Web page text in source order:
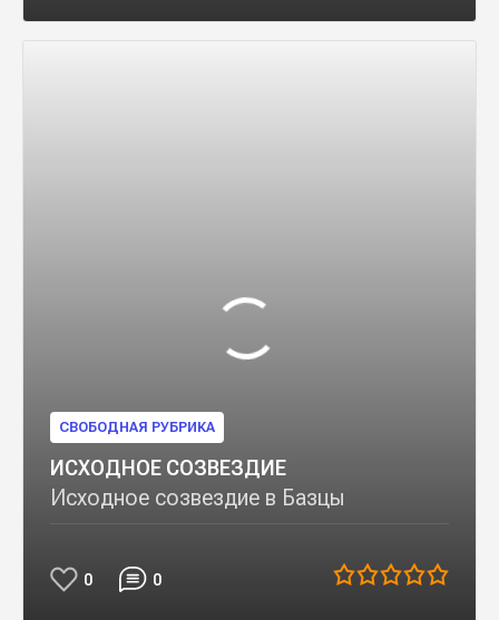
СВОБОДНАЯ РУБРИКА
ИСХОДНОЕ СОЗВЕЗДИЕ
Исходное созвездие в Базцы
0 0